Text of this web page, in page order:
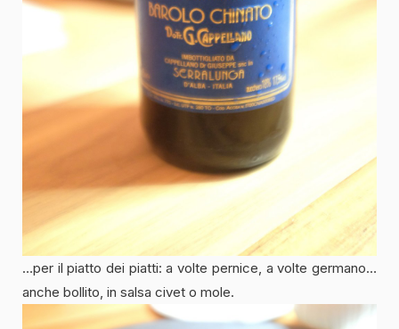
…per il piatto dei piatti: a volte pernice, a volte germano…
anche bollito, in salsa civet o mole.